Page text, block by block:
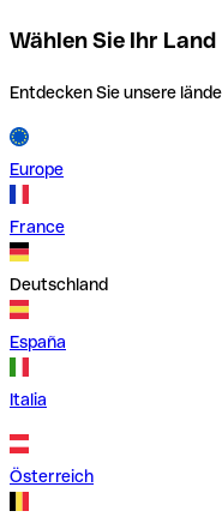
Wählen Sie Ihr Land
Entdecken Sie unsere
Europe
France
Deutschland
España
Italia
Österreich